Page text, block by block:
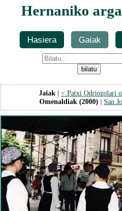
Hernaniko
Hasiera Gaiak
Jaiak | < Patxi Odriozolari
Omenaldiak (2000) | San